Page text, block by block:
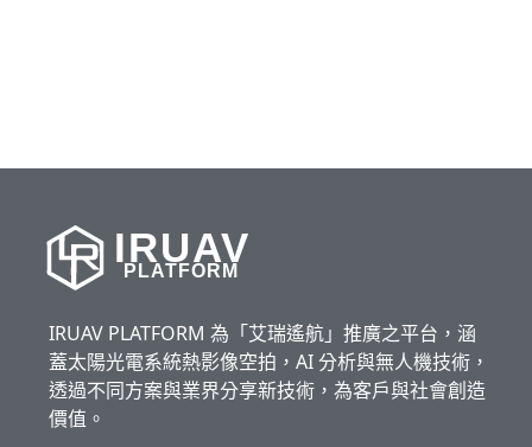
IRUAV
PLATFORM
IRUAV PLATFORM 為「艾瑞遙航」推廣之平台，涵
蓋太陽光電系統熱影像空拍，AI 分析與無人機技術，
透過不同方案與業界分享新技術，為客戶與社會創造
價值。